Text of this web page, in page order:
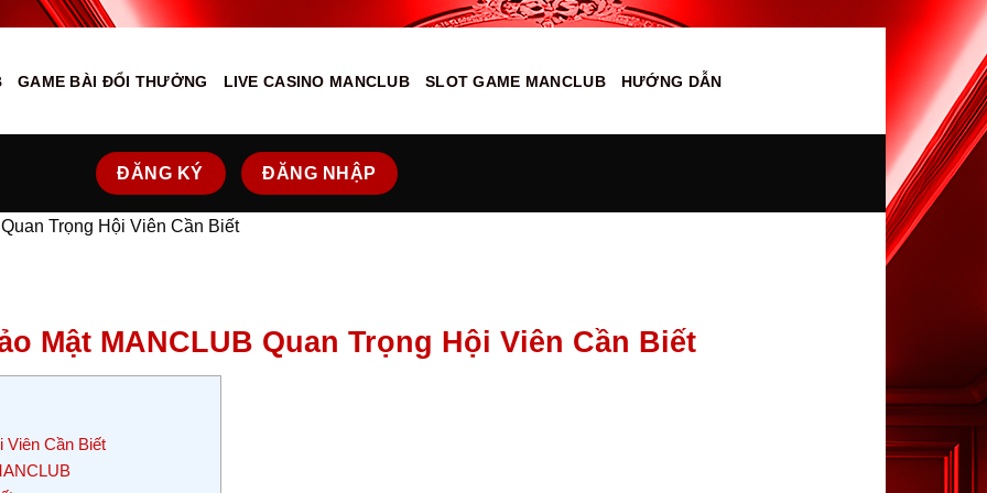
GAME BÀI ĐỔI THƯỞNG LIVE CASINO MANCLUB SLOT GAME MANCLUB HƯỚNG DẪN
ĐĂNG KÝ ĐĂNG NHẬP
Trọng Hội Viên Cần Biết
Mật MANCLUB Quan Trọng Hội Viên Cần Biết
Viên Cần Biết